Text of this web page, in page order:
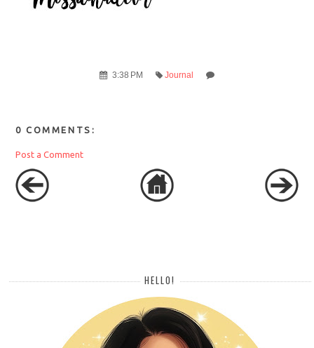
3:38 PM Journal
0 COMMENTS:
Post a Comment
HELLO!